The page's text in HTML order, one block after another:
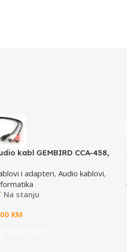
kabl GEMBIRD CCA-458,
i adapteri, Audio kablovi,
Na stanju
KM